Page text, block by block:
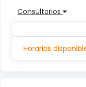
Consultorios
Horarios